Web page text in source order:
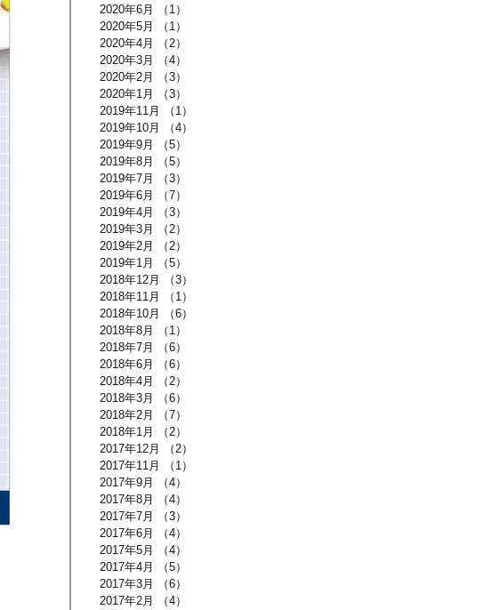
2020年6月
（1）
2020年5月
（1）
2020年4月
（2）
2020年3月
（4）
2020年2月
（3）
2020年1月
（3）
2019年11月
（1）
2019年10月
（4）
2019年9月
（5）
2019年8月
（5）
2019年7月
（3）
2019年6月
（7）
2019年4月
（3）
2019年3月
（2）
2019年2月
（2）
2019年1月
（5）
2018年12月
（3）
2018年11月
（1）
2018年10月
（6）
2018年8月
（1）
2018年7月
（6）
2018年6月
（6）
2018年4月
（2）
2018年3月
（6）
2018年2月
（7）
2018年1月
（2）
2017年12月
（2）
2017年11月
（1）
2017年9月
（4）
2017年8月
（4）
2017年7月
（3）
2017年6月
（4）
2017年5月
（4）
2017年4月
（5）
2017年3月
（6）
2017年2月
（4）